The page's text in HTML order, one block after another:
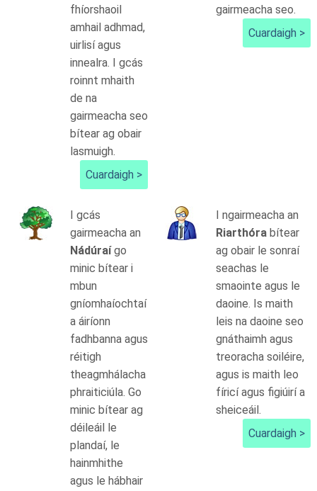
fhíorshaoil
amhail adhmad,
uirlisí agus
innealra. I gcás
roinnt mhaith
de na
gairmeacha seo
bítear ag obair
lasmuigh.
Cuardaigh >
gairmeacha seo.
Cuardaigh >
I gcás
gairmeacha an
Nádúraígo
minic bítear i
mbun
gníomhaíochtaí
a áiríonn
fadhbanna agus
réitigh
theagmhálacha
phraiticiúla. Go
minic bítear ag
déileáil le
plandaí, le
hainmhithe
agus le hábhair
I ngairmeacha an
Riarthóra bítear
ag obair le sonraí
seachas le
smaointe agus le
daoine. Is maith
leis na daoine seo
gnáthaimh agus
treoracha soiléire,
agus is maith leo
fíricí agus figiúirí a
sheiceáil.
Cuardaigh >